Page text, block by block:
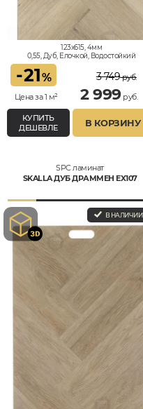
123x615, 4мм
0,55, Дуб, Елочкой, Водостойкий
-21%
Цена за 1 м²
3 749руб.
2 999руб.
КУПИТЬ
ДЕШЕВЛЕ
В КОРЗИНУ
SPC ламинат
SKALLA ДУБ ДРАММЕН EX107
В НАЛИЧИИ